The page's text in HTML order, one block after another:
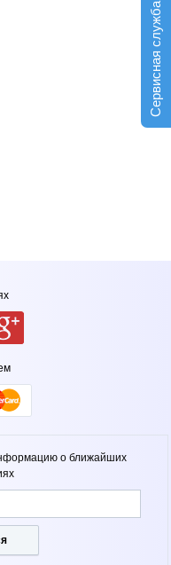
Сервисная служба
о ближайших